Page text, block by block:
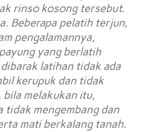
rinso kosong tersebut.
Beberapa pelatih terjun,
pengalamannya,
yang berlatih
latihan tidak ada
kerupuk dan tidak
melakukan itu,
tidak mengembang dan
mati berkalang tanah.